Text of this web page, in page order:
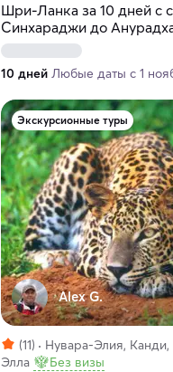
Шри-Ланка за 10 дней с
Синхараджи до
(индивидуально)
10 дней Любые даты с 1
Экскурсионные туры
Alex G.
(11)
Нувара-Элия, Канди,
Элла
Без визы